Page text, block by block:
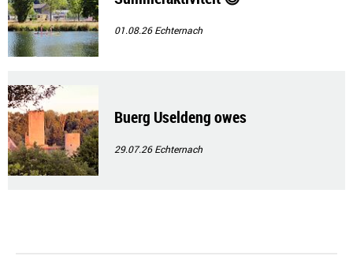
01.08.26Echternach
Buerg Useldeng owes
29.07.26Echternach